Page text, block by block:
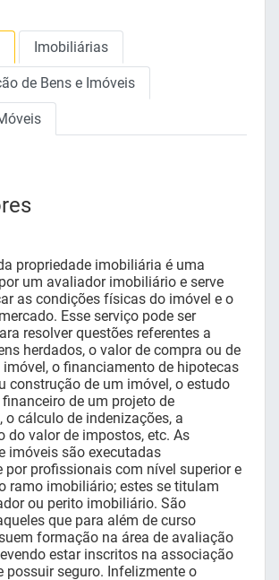
Imobiliárias
de Bens e Imóveis
propriedade imobiliária é uma
um avaliador imobiliário e serve
as condições físicas do imóvel e o
Esse serviço pode ser
resolver questões referentes a
herdados, o valor de compra ou de
imóvel, o financiamento de hipotecas
construção de um imóvel, o estudo
de um projeto de
o cálculo de indenizações, a
do valor de impostos, etc. As
imóveis são executadas
por profissionais com nível superior e
ramo imobiliário; estes se titulam
ou perito imobiliário. São
que para além de curso
formação na área de avaliação
estar inscritos na associação
possuir seguro. Infelizmente o